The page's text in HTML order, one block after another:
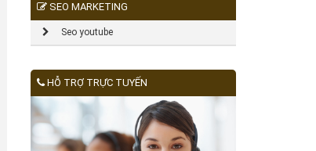
SEO MARKETING
Seo youtube
HỖ TRỢ TRỰC TUYẾN